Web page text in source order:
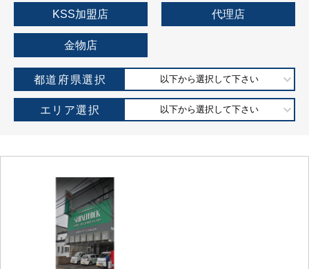
KSS加盟店 代理店
金物店
都道府県選択 以下から選択して下さい
エリア選択 以下から選択して下さい